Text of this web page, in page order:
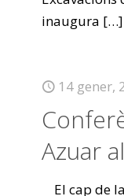
inaugura […]
14 gener,
Azuar
El cap de